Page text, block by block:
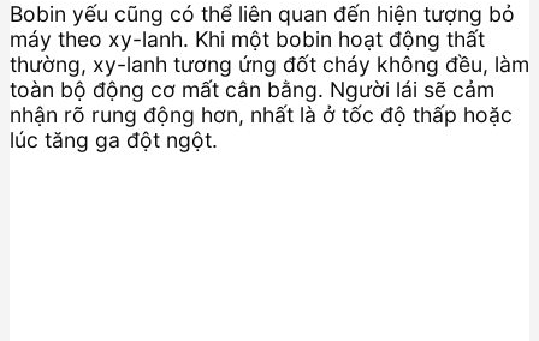
Bobin yếu cũng có thể liên quan đến hiện tượng bỏ
máy theo xy-lanh. Khi một bobin hoạt động thất
thường, xy-lanh tương ứng đốt cháy không đều, làm
toàn bộ động cơ mất cân bằng. Người lái sẽ cảm
nhận rõ rung động hơn, nhất là ở tốc độ thấp hoặc
lúc tăng ga đột ngột.